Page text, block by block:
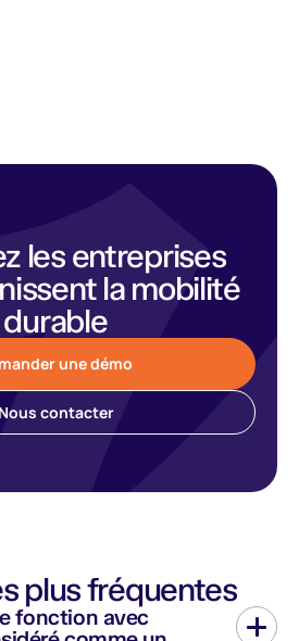
les entreprises
la mobilité
durable
une démo
Nous contacter
plus fréquentes
fonction avec